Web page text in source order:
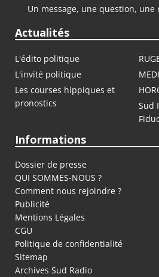
Un message, une question, une
Actualités
L'édito politique
L'invité politique
Les courses hippiques et
pronostics
Sud
Informations
Dossier de presse
QUI SOMMES-NOUS ?
Comment nous rejoindre ?
Publicité
Mentions Légales
CGU
Politique de confidentialité
Sitemap
Archives Sud Radio